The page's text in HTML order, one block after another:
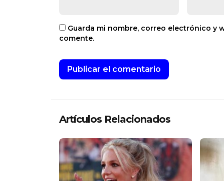
Guarda mi nombre, correo electrónico y
comente.
Artículos Relacionados